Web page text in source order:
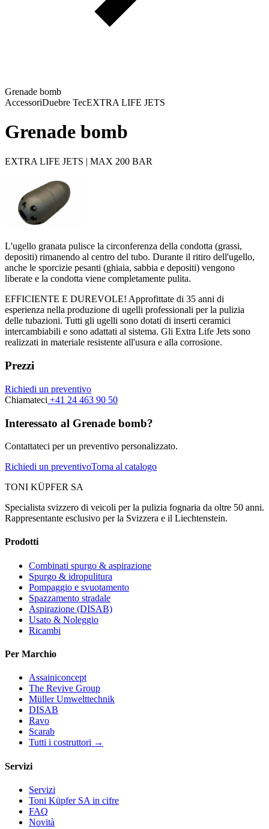
Grenade bomb
AccessoriDuebre TecEXTRA LIFE JETS
Grenade bomb
EXTRA LIFE JETS | MAX 200 BAR
L'ugello granata pulisce la circonferenza della condotta (grassi,
depositi) rimanendo al centro del tubo. Durante il ritiro dell'ugello,
anche le sporcizie pesanti (ghiaia, sabbia e depositi) vengono
liberate e la condotta viene completamente pulita.
EFFICIENTE E DUREVOLE! Approfittate di 35 anni di
esperienza nella produzione di ugelli professionali per la pulizia
delle tubazioni. Tutti gli ugelli sono dotati di inserti ceramici
intercambiabili e sono adattati al sistema. Gli Extra Life Jets sono
realizzati in materiale resistente all'usura e alla corrosione.
Prezzi
Richiedi un preventivo
Chiamateci +41 24 463 90 50
Interessato al Grenade bomb?
Contattateci per un preventivo personalizzato.
Richiedi un preventivoTorna al catalogo
TONI KÜPFER SA
Specialista svizzero di veicoli per la pulizia fognaria da oltre 50 anni.
Rappresentante esclusivo per la Svizzera e il Liechtenstein.
Prodotti
Combinati spurgo & aspirazione
Spurgo & idropulitura
Pompaggio e svuotamento
Spazzamento stradale
Aspirazione (DISAB)
Usato & Noleggio
Ricambi
Per Marchio
Assainiconcept
The Revive Group
Müller Umwelttechnik
DISAB
Ravo
Scarab
Tutti i costruttori →
Servizi
Servizi
Toni Küpfer SA in cifre
FAQ
Novità